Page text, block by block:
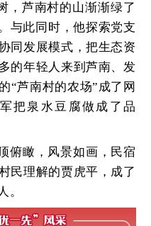
，芦南村的山渐渐绿了
与此同时，他探索党支
同发展模式，把生态资
的年轻人来到芦南、发
“芦南村的农场”成了网
把泉水豆腐做成了品
俯瞰，风景如画，民宿
民理解的贾虎平，成了
。